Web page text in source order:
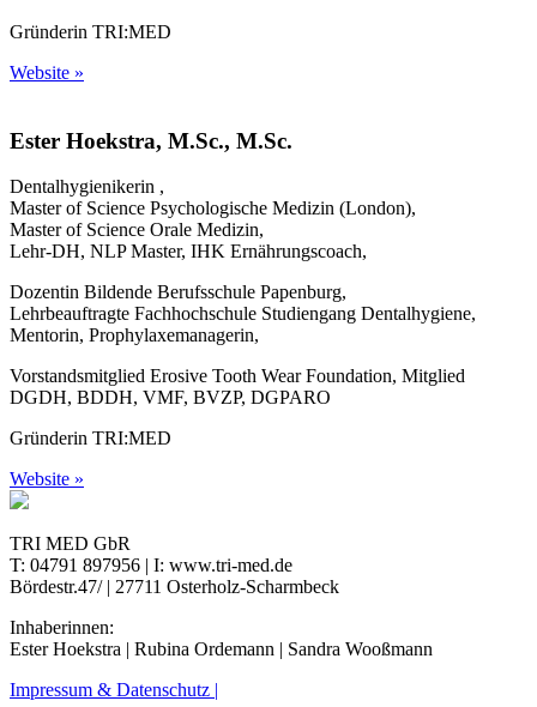
Gründerin TRI:MED
Website »
Ester Hoekstra, M.Sc., M.Sc.
Dentalhygienikerin ,
Master of Science Psychologische Medizin (London),
Master of Science Orale Medizin,
Lehr-DH, NLP Master, IHK Ernährungscoach,
Dozentin Bildende Berufsschule Papenburg,
Lehrbeauftragte Fachhochschule Studiengang Dentalhygiene,
Mentorin, Prophylaxemanagerin,
Vorstandsmitglied Erosive Tooth Wear Foundation, Mitglied
DGDH, BDDH, VMF, BVZP, DGPARO
Gründerin TRI:MED
Website »
TRI MED GbR
T: 04791 897956 | I: www.tri-med.de
Bördestr.47/ | 27711 Osterholz-Scharmbeck
Inhaberinnen:
Ester Hoekstra | Rubina Ordemann | Sandra Wooßmann
Impressum & Datenschutz |